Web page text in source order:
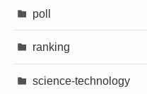
poll
ranking
science-technology